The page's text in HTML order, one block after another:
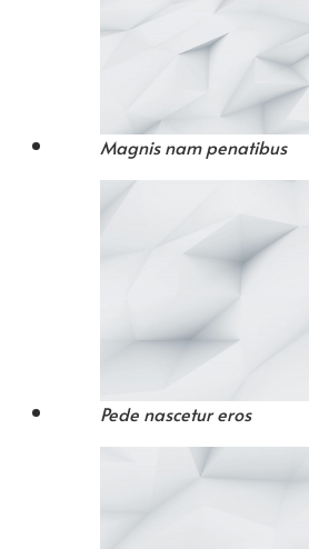
Magnis nam penatibus
Pede nascetur eros